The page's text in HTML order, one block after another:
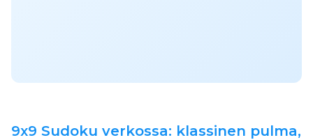
9x9 Sudoku verkossa: klassinen pulma,